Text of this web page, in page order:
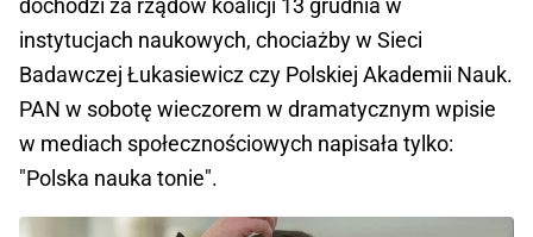
dochodzi za rządów koalicji 13 grudnia w
instytucjach naukowych, chociażby w Sieci
Badawczej Łukasiewicz czy Polskiej Akademii Nauk.
PAN w sobotę wieczorem w dramatycznym wpisie
w mediach społecznościowych napisała tylko:
"Polska nauka tonie".